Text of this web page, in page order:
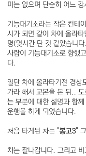
미는 없으며 단순히 어느
기능대기소라는 작은 컨테
시가 되면 같이 차에 올라
명(몇시간 탄 것 같았습니
사람이 기능대기소로 향했
다.
일단 차에 올라타기전 경상
가라 해서 교본을 본 뒤..
는 부분에 대한 설명과 함
운행을 하게 되었습니다.
처음 타게된 차는 "봉고3"
차는 잘나갑니다. 그리고